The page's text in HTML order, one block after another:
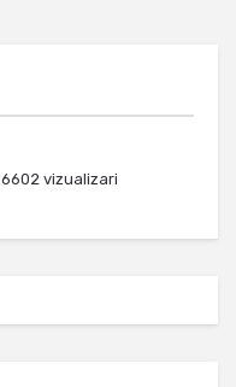
6602 vizualizari